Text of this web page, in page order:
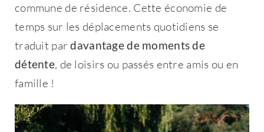
commune de résidence. Cette économie de
temps sur les déplacements quotidiens se
traduit pardavantage de moments de
détente, de loisirs ou passés entre amis ou en
famille !